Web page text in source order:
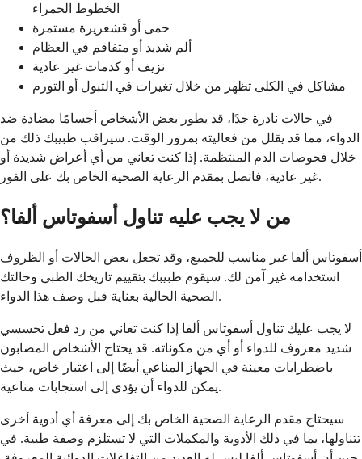
الخطوط الحمراء
حمى أو قشعريرة مستمرة
ألم شديد أو متفاقم في العظام
نزيف أو كدمات غير عادية
مشاكل في الكلى تظهر من خلال تغيرات في التبول أو التورم
في حالات نادرة جدًا، قد يطور بعض الأشخاص أجسامًا مضادة ضد
الدواء، مما قد يقلل من فعاليته بمرور الوقت. سيراقب طبيبك ذلك من
خلال فحوصات الدم المنتظمة. إذا كنت تعاني من أي أعراض شديدة أو
غير عادية، فاتصل بمقدم الرعاية الصحية الخاص بك على الفور.
من لا يجب عليه تناول أسفوتاس ألفا؟
أسفوتاس ألفا غير مناسب للجميع، وقد تجعل بعض الحالات أو الظروف
استخدامه غير آمن لك. سيقوم طبيبك بتقييم تاريخك الطبي وحالتك
الصحية الحالية بعناية قبل وصف هذا الدواء.
لا يجب عليك تناول أسفوتاس ألفا إذا كنت تعاني من رد فعل تحسسي
شديد معروف للدواء أو أي من مكوناته. قد يحتاج الأشخاص المصابون
باضطرابات معينة في الجهاز المناعي أيضًا إلى اعتبار خاص، حيث
يمكن للدواء أن يؤدي إلى استجابات مناعية.
سيحتاج مقدم الرعاية الصحية الخاص بك إلى معرفة أي أدوية أخرى
تتناولها، بما في ذلك الأدوية والمكملات التي لا تستلزم وصفة طبية. في